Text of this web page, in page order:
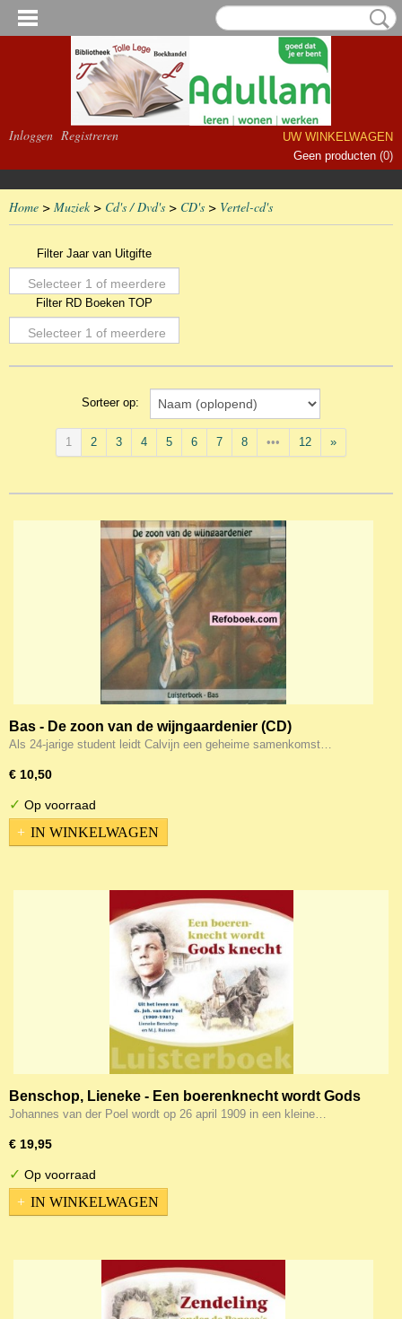
Inloggen Registreren
UW WINKELWAGEN
Geen producten (0)
Home > Muziek> Cd's / Dvd's > CD's > Vertel-cd's
Filter Jaar van Uitgifte
Selecteer 1 of meerdere
opties
Filter RD Boeken TOP
Selecteer 1 of meerdere
Sorteer op:
1 2 3 4 5 6 7 8 ••• 12 »
Bas - De zoon van de wijngaardenier (CD)
Als 24-jarige student leidt Calvijn een geheime samenkomst…
€ 10,50
✓ Op voorraad
IN WINKELWAGEN
Benschop, Lieneke - Een boerenknecht wordt Gods
knecht (MP3-CD)
Johannes van der Poel wordt op 26 april 1909 in een kleine…
€ 19,95
✓ Op voorraad
IN WINKELWAGEN